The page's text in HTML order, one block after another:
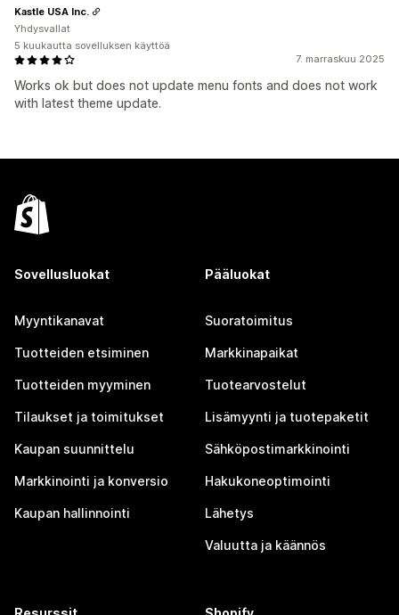
7. marraskuu 2025
Works ok but does not update menu fonts and does not work
with latest theme update.
Kastle USA Inc.
Yhdysvallat
5 kuukautta sovelluksen käyttöä
Sovellusluokat
Myyntikanavat
Tuotteiden etsiminen
Tuotteiden myyminen
Tilaukset ja toimitukset
Kaupan suunnittelu
Markkinointi ja konversio
Kaupan hallinnointi
Pääluokat
Suoratoimitus
Markkinapaikat
Tuotearvostelut
Lisämyynti ja tuotepaketit
Sähköpostimarkkinointi
Hakukoneoptimointi
Lähetys
Valuutta ja käännös